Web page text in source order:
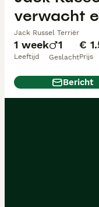
1 week
Leeftijd
1
Geslacht
€
Prijs
verwacht
Jack Russel Terriër
Bericht